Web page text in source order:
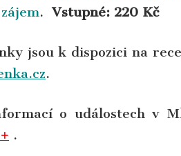
. Vstupné: 220 Kč
jsou k dispozici na
.
o událostech v
.